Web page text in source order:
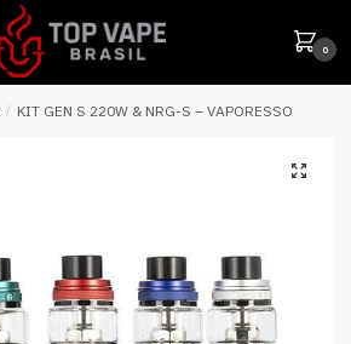
0
/ KIT GEN S 220W & NRG-S – VAPORESSO